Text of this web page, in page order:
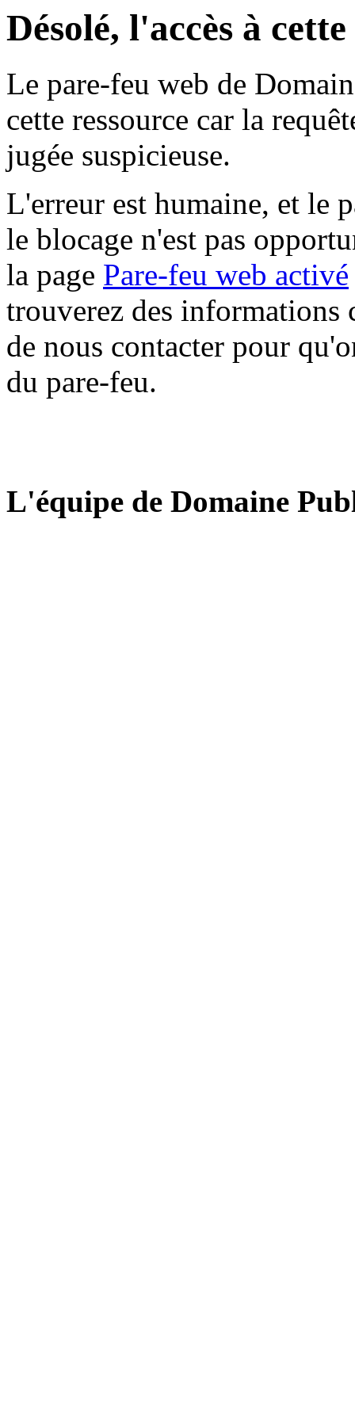
Désolé, l'accès à
Le pare-feu web de
cette ressource car la
jugée suspicieuse.
L'erreur est humaine, et le
le blocage n'est pas
la page Pare-feu web activé
trouverez des informations
de nous contacter pour
du pare-feu.
L'équipe de Domaine